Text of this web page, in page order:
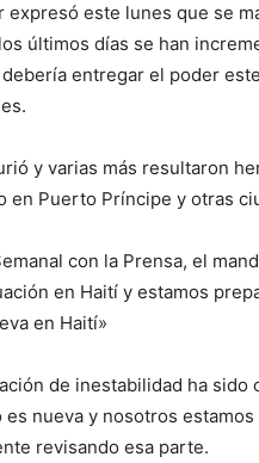
expresó este lunes que se
últimos días se han
entregar el poder
y varias más resultaron
en Puerto Príncipe y otras
con la Prensa, el
en Haití y estamos
en Haití»
de inestabilidad ha
nueva y nosotros
revisando esa parte.